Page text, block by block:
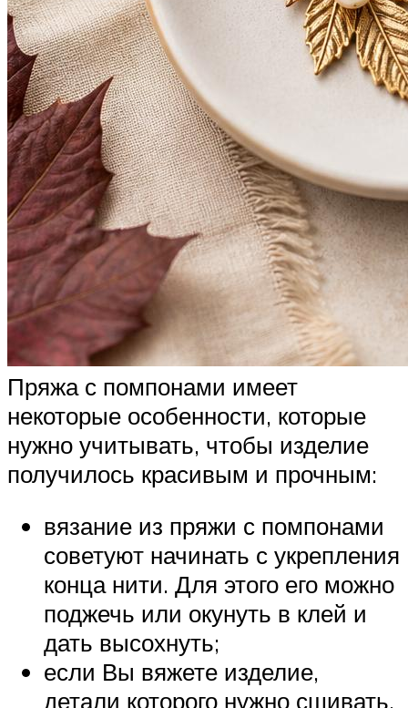
Пряжа с помпонами имеет
некоторые особенности, которые
нужно учитывать, чтобы изделие
получилось красивым и прочным:
вязание из пряжи с помпонами
советуют начинать с укрепления
конца нити. Для этого его можно
поджечь или окунуть в клей и
дать высохнуть;
если Вы вяжете изделие,
детали которого нужно сшивать,